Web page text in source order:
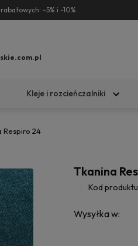
-5% i -10%
Kleje i rozcieńczalniki
Respiro 24
Tkanina
Kod
Wysyłka w: